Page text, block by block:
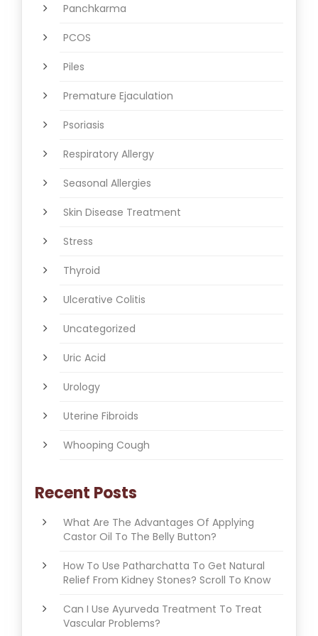
Panchkarma
PCOS
Piles
Premature Ejaculation
Psoriasis
Respiratory Allergy
Seasonal Allergies
Skin Disease Treatment
Stress
Thyroid
Ulcerative Colitis
Uncategorized
Uric Acid
Urology
Uterine Fibroids
Whooping Cough
Recent Posts
What Are The Advantages Of Applying
Castor Oil To The Belly Button?
How To Use Patharchatta To Get Natural
Relief From Kidney Stones? Scroll To Know
Can I Use Ayurveda Treatment To Treat
Vascular Problems?